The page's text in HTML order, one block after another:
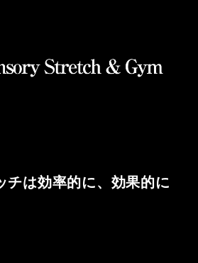
チは効率的に、効果的に